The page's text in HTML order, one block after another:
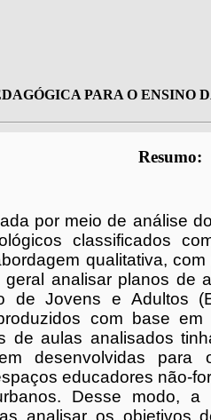
PARA O
Resumo:
por meio de análise
classificados
qualitativa,
geral analisar planos de
de Jovens e Adultos
com base
de aulas analisados
desenvolvidas para
educadores não-
Desse modo,
analisar os objetivos